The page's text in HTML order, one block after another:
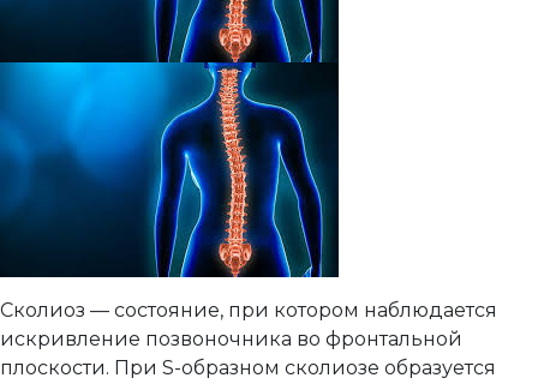
Сколиоз — состояние, при котором наблюдается
искривление позвоночника во фронтальной
плоскости. При S-образном сколиозе образуется